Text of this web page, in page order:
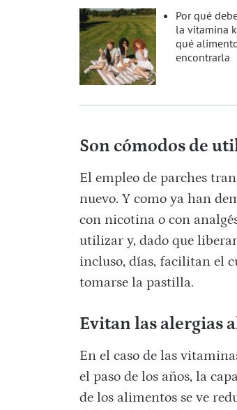
Por qué
la vitamina
qué
encontrarla
Son cómodos de
El empleo de parches
nuevo. Y como ya han
con nicotina o con
utilizar y, dado que
incluso, días, facilitan el
tomarse la pastilla.
Evitan las alergias
En el caso de las
el paso de los años, la
de los alimentos se ve